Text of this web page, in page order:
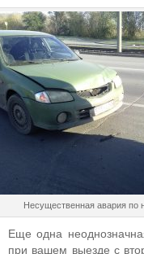
Несущественная авария по
Еще одна
при вашем выезде с